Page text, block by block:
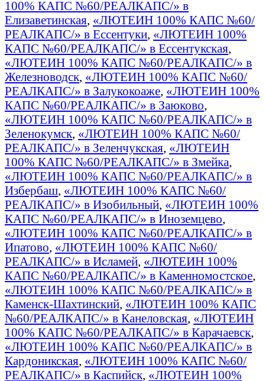
100% КАПС №60/РЕАЛКАПС/» в
Елизаветинская, «ЛЮТЕИН 100% КАПС №60/
РЕАЛКАПС/» в Ессентуки, «ЛЮТЕИН 100%
КАПС №60/РЕАЛКАПС/» в Ессентукская,
«ЛЮТЕИН 100% КАПС №60/РЕАЛКАПС/» в
Железноводск, «ЛЮТЕИН 100% КАПС №60/
РЕАЛКАПС/» в Залукокоаже, «ЛЮТЕИН 100%
КАПС №60/РЕАЛКАПС/» в Заюково,
«ЛЮТЕИН 100% КАПС №60/РЕАЛКАПС/» в
Зеленокумск, «ЛЮТЕИН 100% КАПС №60/
РЕАЛКАПС/» в Зеленчукская, «ЛЮТЕИН
100% КАПС №60/РЕАЛКАПС/» в Змейка,
«ЛЮТЕИН 100% КАПС №60/РЕАЛКАПС/» в
Избербаш, «ЛЮТЕИН 100% КАПС №60/
РЕАЛКАПС/» в Изобильный, «ЛЮТЕИН 100%
КАПС №60/РЕАЛКАПС/» в Иноземцево,
«ЛЮТЕИН 100% КАПС №60/РЕАЛКАПС/» в
Ипатово, «ЛЮТЕИН 100% КАПС №60/
РЕАЛКАПС/» в Исламей, «ЛЮТЕИН 100%
КАПС №60/РЕАЛКАПС/» в Каменномостское,
«ЛЮТЕИН 100% КАПС №60/РЕАЛКАПС/» в
Каменск-Шахтинский, «ЛЮТЕИН 100% КАПС
№60/РЕАЛКАПС/» в Канеловская, «ЛЮТЕИН
100% КАПС №60/РЕАЛКАПС/» в Карачаевск,
«ЛЮТЕИН 100% КАПС №60/РЕАЛКАПС/» в
Кардоникская, «ЛЮТЕИН 100% КАПС №60/
РЕАЛКАПС/» в Каспийск, «ЛЮТЕИН 100%